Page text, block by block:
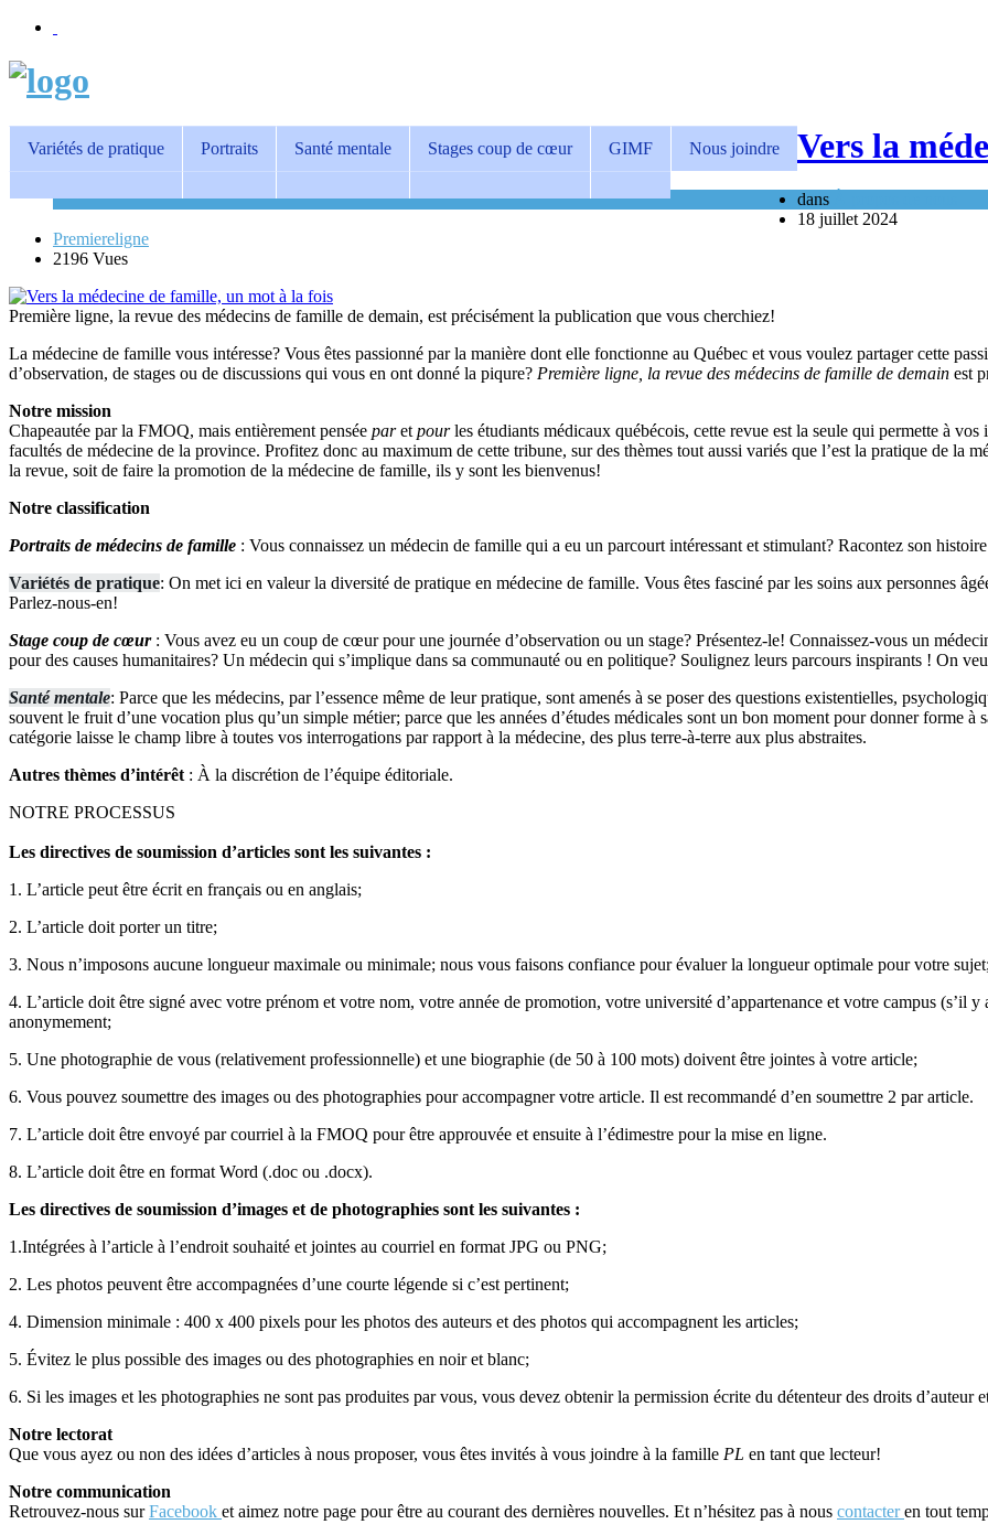
Variétés de pratique Portraits Santé mentale Stages coup de cœur GIMF Nous joindre Vers la
dans
18 juillet 2024
Premiereligne
2196 Vues
Première ligne, la revue des médecins de famille de demain, est précisément la publication que vous cherchiez!
La médecine de famille vous intéresse? Vous êtes passionné par la manière dont elle fonctionne au Québec et vous voulez partager cette
d’observation, de stages ou de discussions qui vous en ont donné la piqure? Première ligne, la revue des médecins de famille de demain est
Notre mission
Chapeautée par la FMOQ, mais entièrement pensée paret pourles étudiants médicaux québécois, cette revue est la seule qui permette à
facultés de médecine de la province. Profitez donc au maximum de cette tribune, sur des thèmes tout aussi variés que l’est la pratique de la
la revue, soit de faire la promotion de la médecine de famille, ils y sont les bienvenus!
Notre classification
Portraits de médecins de famille : Vous connaissez un médecin de famille qui a eu un parcourt intéressant et stimulant? Racontez son
Variétés de pratique: On met ici en valeur la diversité de pratique en médecine de famille. Vous êtes fasciné par les soins aux personnes
Parlez-nous-en!
Stage coup de cœur : Vous avez eu un coup de cœur pour une journée d’observation ou un stage? Présentez-le! Connaissez-vous un
pour des causes humanitaires? Un médecin qui s’implique dans sa communauté ou en politique? Soulignez leurs parcours inspirants ! On
Santé mentale: Parce que les médecins, par l’essence même de leur pratique, sont amenés à se poser des questions existentielles,
souvent le fruit d’une vocation plus qu’un simple métier; parce que les années d’études médicales sont un bon moment pour donner forme
catégorie laisse le champ libre à toutes vos interrogations par rapport à la médecine, des plus terre-à-terre aux plus abstraites.
Autres thèmes d’intérêt : À la discrétion de l’équipe éditoriale.
NOTRE PROCESSUS
Les directives de soumission d’articles sont les suivantes :
1. L’article peut être écrit en français ou en anglais;
2. L’article doit porter un titre;
3. Nous n’imposons aucune longueur maximale ou minimale; nous vous faisons confiance pour évaluer la longueur optimale pour votre
4. L’article doit être signé avec votre prénom et votre nom, votre année de promotion, votre université d’appartenance et votre campus (s’il
anonymement;
5. Une photographie de vous (relativement professionnelle) et une biographie (de 50 à 100 mots) doivent être jointes à votre article;
6. Vous pouvez soumettre des images ou des photographies pour accompagner votre article. Il est recommandé d’en soumettre 2 par article.
7. L’article doit être envoyé par courriel à la FMOQ pour être approuvée et ensuite à l’édimestre pour la mise en ligne.
8. L’article doit être en format Word (.doc ou .docx).
Les directives de soumission d’images et de photographies sont les suivantes :
1.Intégrées à l’article à l’endroit souhaité et jointes au courriel en format JPG ou PNG;
2. Les photos peuvent être accompagnées d’une courte légende si c’est pertinent;
4. Dimension minimale : 400 x 400 pixels pour les photos des auteurs et des photos qui accompagnent les articles;
5. Évitez le plus possible des images ou des photographies en noir et blanc;
6. Si les images et les photographies ne sont pas produites par vous, vous devez obtenir la permission écrite du détenteur des droits d’auteur
Notre lectorat
Que vous ayez ou non des idées d’articles à nous proposer, vous êtes invités à vous joindre à la famille PL en tant que lecteur!
Notre communication
Retrouvez-nous surFacebook et aimez notre page pour être au courant des dernières nouvelles. Et n’hésitez pas à nous contacteren tout